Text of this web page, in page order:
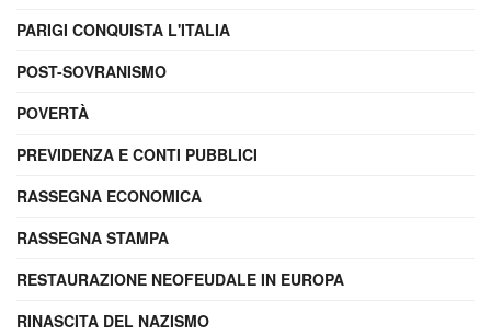
PARIGI CONQUISTA L'ITALIA
POST-SOVRANISMO
POVERTÀ
PREVIDENZA E CONTI PUBBLICI
RASSEGNA ECONOMICA
RASSEGNA STAMPA
RESTAURAZIONE NEOFEUDALE IN EUROPA
RINASCITA DEL NAZISMO